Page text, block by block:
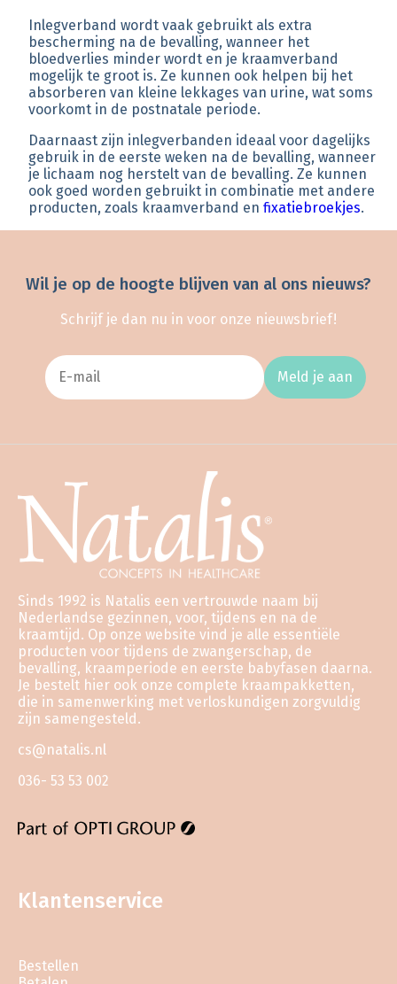
Inlegverband wordt vaak gebruikt als extra
bescherming na de bevalling, wanneer het
bloedverlies minder wordt en je kraamverband
mogelijk te groot is. Ze kunnen ook helpen bij het
absorberen van kleine lekkages van urine, wat soms
voorkomt in de postnatale periode.
Daarnaast zijn inlegverbanden ideaal voor dagelijks
gebruik in de eerste weken na de bevalling, wanneer
je lichaam nog herstelt van de bevalling. Ze kunnen
ook goed worden gebruikt in combinatie met andere
producten, zoals kraamverband en fixatiebroekjes.
Wil je op de hoogte blijven van al ons nieuws?
Schrijf je dan nu in voor onze nieuwsbrief!
Meld je aan
Sinds 1992 is Natalis een vertrouwde naam bij
Nederlandse gezinnen, voor, tijdens en na de
kraamtijd. Op onze website vind je alle essentiële
producten voor tijdens de zwangerschap, de
bevalling, kraamperiode en eerste babyfasen daarna.
Je bestelt hier ook onze complete kraampakketten,
die in samenwerking met verloskundigen zorgvuldig
zijn samengesteld.
cs@natalis.nl
036- 53 53 002
Klantenservice
Bestellen